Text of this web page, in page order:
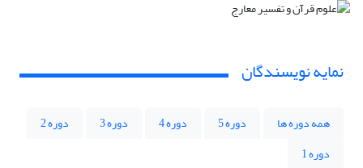
نمایه نویسندگان
همه دوره ها دوره 5 دوره 4 دوره 3
دوره 2
دوره 1